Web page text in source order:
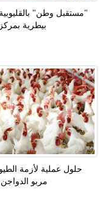
"مستقبل وطن"
بيطرية بمركز
حلول عملية لأزمة
مربو